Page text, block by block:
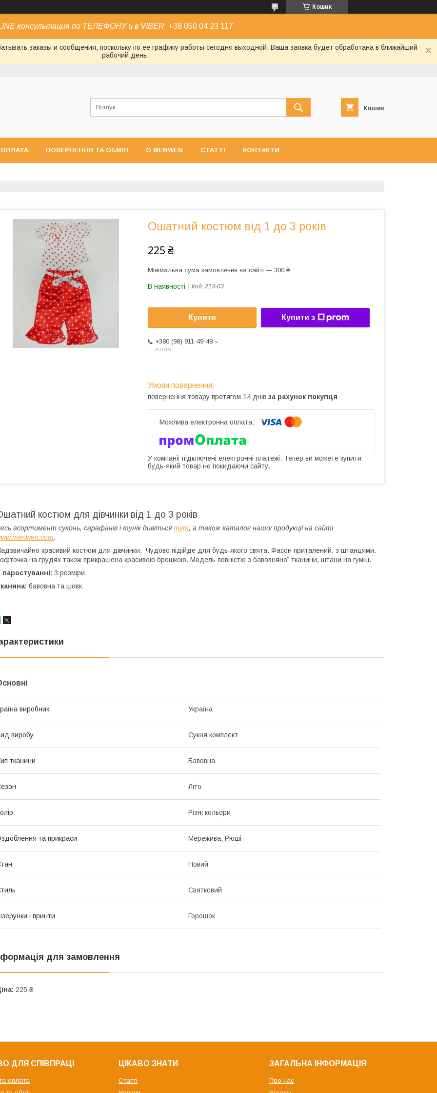
Кошик
консультация по ТЕЛЕФОНУ и в VIBER +38 050 04 23 117
заказы и сообщения, поскольку по ее графику работы сегодня выходной. Ваша заявка будет обработана в ближайший
рабочий день.
Кошик
ПОВЕРНЕННЯ ТА ОБМІН О MENWEN СТАТТІ КОНТАКТИ
Ошатний костюм від 1 до 3 років
225 ₴
Мінімальна сума замовлення на сайті — 300 ₴
В наявності Код: 213-03
Купити Купити з
+380 (98) 911-49-48
Алла
повернення товару протягом 14 днів за рахунок покупця
У компанії підключені електронні платежі. Тепер ви можете купити
будь-який товар не покидаючи сайту.
костюм для дівчинки від 1 до 3 років
асортимент суконь, сарафанів і тунік дивіться тут, а також каталог нашої продукції на сайті
.
красивий костюм для дівчинки. Чудово підійде для будь-якого свята. Фасон приталений, з штанцями.
на грудях також прикрашена красивою брошкою. Модель повністю з бавовняної тканини, штани на гумці.
паростуванні: 3 розміри.
бавовна та шовк.
виробник Україна
виробу Сукня комплект
тканини Бавовна
Літо
Різні кольори
та прикраси Мережива, Рюші
Новий
Святковий
і принти Горошок
для замовлення
225 ₴
ДЛЯ СПІВПРАЦІ
оплата
ЦІКАВО ЗНАТИ
Статті
ЗАГАЛЬНА ІНФОРМАЦІЯ
Про нас